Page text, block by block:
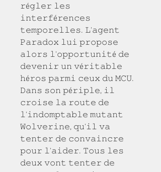
𝚛é𝚐𝚕𝚎𝚛 𝚕𝚎𝚜
𝚒𝚗𝚝𝚎𝚛𝚏é𝚛𝚎𝚗𝚌𝚎𝚜
𝚝𝚎𝚖𝚙𝚘𝚛𝚎𝚕𝚕𝚎𝚜. 𝙻'𝚊𝚐𝚎𝚗𝚝
𝙿𝚊𝚛𝚊𝚍𝚘𝚡 𝚕𝚞𝚒 𝚙𝚛𝚘𝚙𝚘𝚜𝚎
𝚊𝚕𝚘𝚛𝚜 𝚕'𝚘𝚙𝚙𝚘𝚛𝚝𝚞𝚗𝚒𝚝é 𝚍𝚎
𝚍𝚎𝚟𝚎𝚗𝚒𝚛 𝚞𝚗 𝚟é𝚛𝚒𝚝𝚊𝚋𝚕𝚎
𝚑é𝚛𝚘𝚜 𝚙𝚊𝚛𝚖𝚒 𝚌𝚎𝚞𝚡 𝚍𝚞 𝙼𝙲𝚄.
𝙳𝚊𝚗𝚜 𝚜𝚘𝚗 𝚙é𝚛𝚒𝚙𝚕𝚎, 𝚒𝚕
𝚌𝚛𝚘𝚒𝚜𝚎 𝚕𝚊 𝚛𝚘𝚞𝚝𝚎 𝚍𝚎
𝚕'𝚒𝚗𝚍𝚘𝚖𝚙𝚝𝚊𝚋𝚕𝚎 𝚖𝚞𝚝𝚊𝚗𝚝
𝚆𝚘𝚕𝚟𝚎𝚛𝚒𝚗𝚎, 𝚚𝚞'𝚒𝚕 𝚟𝚊
𝚝𝚎𝚗𝚝𝚎𝚛 𝚍𝚎 𝚌𝚘𝚗𝚟𝚊𝚒𝚗𝚌𝚛𝚎
𝚙𝚘𝚞𝚛 𝚕'𝚊𝚒𝚍𝚎𝚛. 𝚃𝚘𝚞𝚜 𝚕𝚎𝚜
𝚍𝚎𝚞𝚡 𝚟𝚘𝚗𝚝 𝚝𝚎𝚗𝚝𝚎𝚛 𝚍𝚎